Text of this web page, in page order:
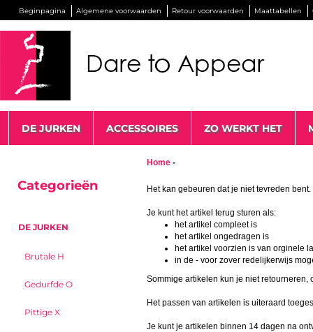
Beginpagina Algemene voorwaarden Retour voorwaarden Maattabellen
DE JURKEN ACCESSOIRES ZO WERKT HET
Categorieën
DE JURKEN
Brutale H
Gedurfde O
Pittige X
Home -
Het kan gebeuren dat je niet tevreden
Je kunt het artikel terug sturen als:
het artikel compleet is
het artikel ongedragen is
het artikel voorzien is van orginele
in de - voor zover redelijkerwijs
Sommige artikelen kun je niet
Het passen van artikelen is uiteraard
Je kunt je artikelen binnen 14 dagen na